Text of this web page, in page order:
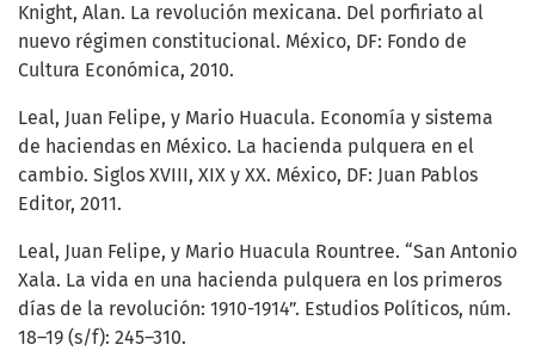
Knight, Alan. La revolución mexicana. Del porfiriato al
nuevo régimen constitucional. México, DF: Fondo de
Cultura Económica, 2010.
Leal, Juan Felipe, y Mario Huacula. Economía y sistema
de haciendas en México. La hacienda pulquera en el
cambio. Siglos XVIII, XIX y XX. México, DF: Juan Pablos
Editor, 2011.
Leal, Juan Felipe, y Mario Huacula Rountree. “San Antonio
Xala. La vida en una hacienda pulquera en los primeros
días de la revolución: 1910-1914”. Estudios Políticos, núm.
18–19 (s/f): 245–310.